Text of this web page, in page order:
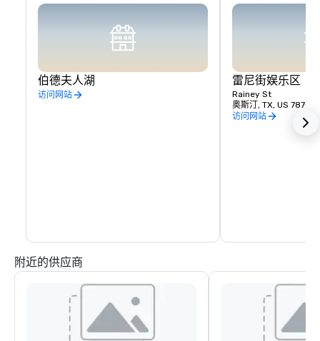
伯德夫人湖
访问网站
雷尼街娱乐区
Rainey St
奥斯汀, TX, US 78701
访问网站
附近的供应商